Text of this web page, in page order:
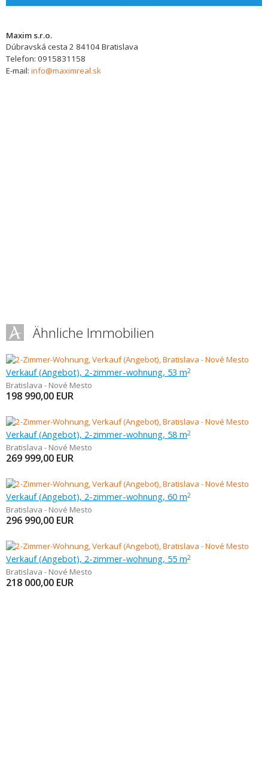
Maxim s.r.o.
Dúbravská cesta 2 84104Bratislava
Telefon: 0915831158
E-mail: info@maximreal.sk
Ähnliche Immobilien
Verkauf (Angebot), 2-zimmer-wohnung, 53 m2
Bratislava - Nové Mesto
198 990,00 EUR
Verkauf (Angebot), 2-zimmer-wohnung, 58 m2
Bratislava - Nové Mesto
269 999,00 EUR
Verkauf (Angebot), 2-zimmer-wohnung, 60 m2
Bratislava - Nové Mesto
296 990,00 EUR
Verkauf (Angebot), 2-zimmer-wohnung, 55 m2
Bratislava - Nové Mesto
218 000,00 EUR